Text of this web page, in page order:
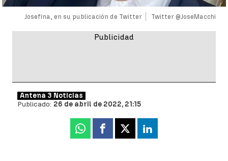
Josefina, en su publicación de Twitter Twitter @JoseMacchi
Antena 3 Noticias
Publicado: 26 de abril de 2022, 21:15
Whatsapp
Facebook
X Linkedin